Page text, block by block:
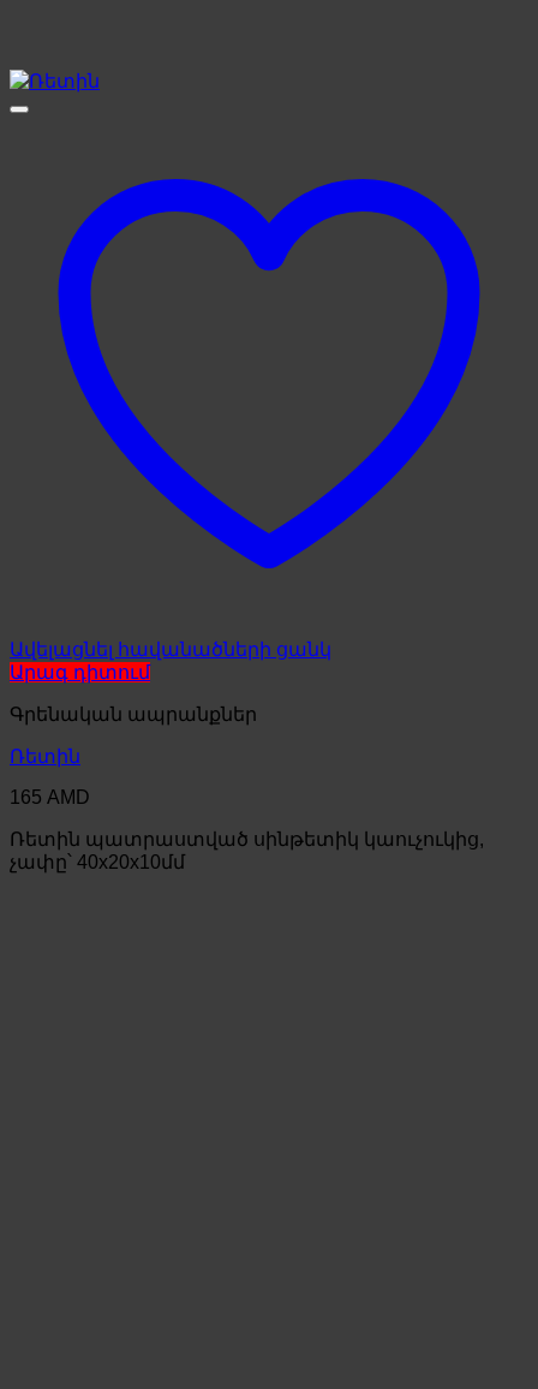
Ավելացնել հավանածների ցանկ
Արագ դիտում
Գրենական ապրանքներ
Ռետին
165 AMD
Ռետին պատրաստված սինթետիկ կաուչուկից,
չափը՝ 40x20x10մմ